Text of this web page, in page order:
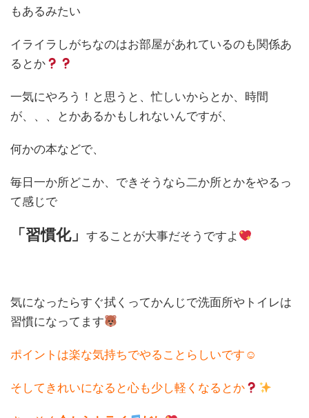
もあるみたい
イライラしがちなのはお部屋があれているのも関係あ
るとか
一気にやろう！と思うと、忙しいからとか、時間
が、、、とかあるかもしれないんですが、
何かの本などで、
毎日一か所どこか、できそうなら二か所とかをやるっ
て感じで
「習慣化」 することが大事だそうですよ
気になったらすぐ拭くってかんじで洗面所やトイレは
習慣になってます
ポイントは楽な気持ちでやることらしいです☺
そしてきれいになると心も少し軽くなるとか